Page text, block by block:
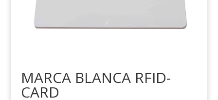
MARCA BLANCA RFID-
CARD